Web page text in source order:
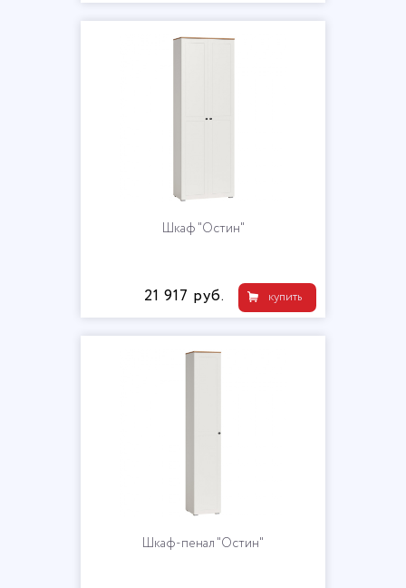
Шкаф "Остин"
купить
21 917 руб.
Шкаф-пенал "Остин"